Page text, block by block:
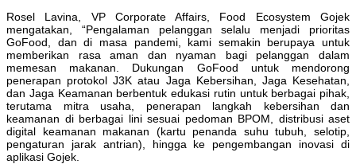
Rosel Lavina, VP Corporate Affairs, Food Ecosystem Gojek
mengatakan, “Pengalaman pelanggan selalu menjadi prioritas
GoFood, dan di masa pandemi, kami semakin berupaya untuk
memberikan rasa aman dan nyaman bagi pelanggan dalam
memesan makanan. Dukungan GoFood untuk mendorong
penerapan protokol J3K atau Jaga Kebersihan, Jaga Kesehatan,
dan Jaga Keamanan berbentuk edukasi rutin untuk berbagai pihak,
terutama mitra usaha, penerapan langkah kebersihan dan
keamanan di berbagai lini sesuai pedoman BPOM, distribusi aset
digital keamanan makanan (kartu penanda suhu tubuh, selotip,
pengaturan jarak antrian), hingga ke pengembangan inovasi di
aplikasi Gojek.